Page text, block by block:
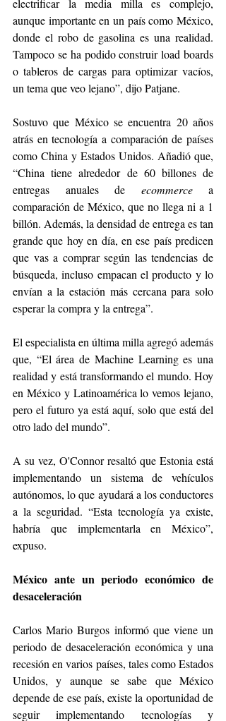
electrificar la media milla es complejo,
aunque importante en un país como México,
donde el robo de gasolina es una realidad.
Tampoco se ha podido construir load boards
o tableros de cargas para optimizar vacíos,
un tema que veo lejano”, dijo Patjane.
Sostuvo que México se encuentra 20 años
atrás en tecnología a comparación de países
como China y Estados Unidos. Añadió que,
“China tiene alrededor de 60 billones de
entregas anuales de ecommerce a
comparación de México, que no llega ni a 1
billón. Además, la densidad de entrega es tan
grande que hoy en día, en ese país predicen
que vas a comprar según las tendencias de
búsqueda, incluso empacan el producto y lo
envían a la estación más cercana para solo
esperar la compra y la entrega”.
El especialista en última milla agregó además
que, “El área de Machine Learning es una
realidad y está transformando el mundo. Hoy
en México y Latinoamérica lo vemos lejano,
pero el futuro ya está aquí, solo que está del
otro lado del mundo”.
A su vez, O'Connor resaltó que Estonia está
implementando un sistema de vehículos
autónomos, lo que ayudará a los conductores
a la seguridad. “Esta tecnología ya existe,
habría que implementarla en México”,
expuso.
México ante un periodo económico de
desaceleración
Carlos Mario Burgos informó que viene un
periodo de desaceleración económica y una
recesión en varios países, tales como Estados
Unidos, y aunque se sabe que México
depende de ese país, existe la oportunidad de
seguir implementando tecnologías y